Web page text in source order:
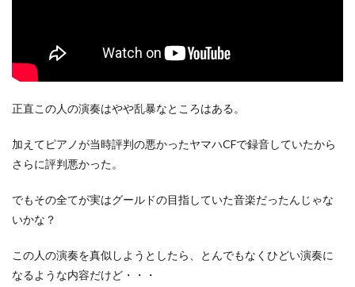
正直この人の演奏はやや乱暴なところはある。
加えてピアノが当時評判の悪かったヤマハCFで録音していたから
さらに評判悪かった。
でもその全てが実はグールドの目指していた音楽だったんじゃな
いかな？
この人の演奏を真似しようとしたら、とんでもなくひどい演奏に
なるような内容だけど・・・